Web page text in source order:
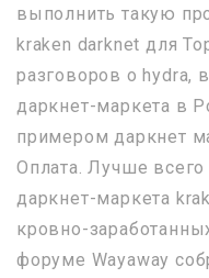
выполнить такую
kraken darknet для
разговоров о hydra,
даркнет-маркета в
примером даркнет
Оплата. Лучше
даркнет-маркета
кровно-
форуме Wayaway